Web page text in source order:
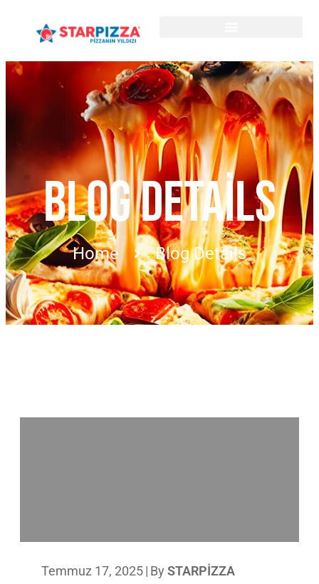
BLOG DETAILS
Home Blog Details
Temmuz 17, 2025| By STARPIZZA